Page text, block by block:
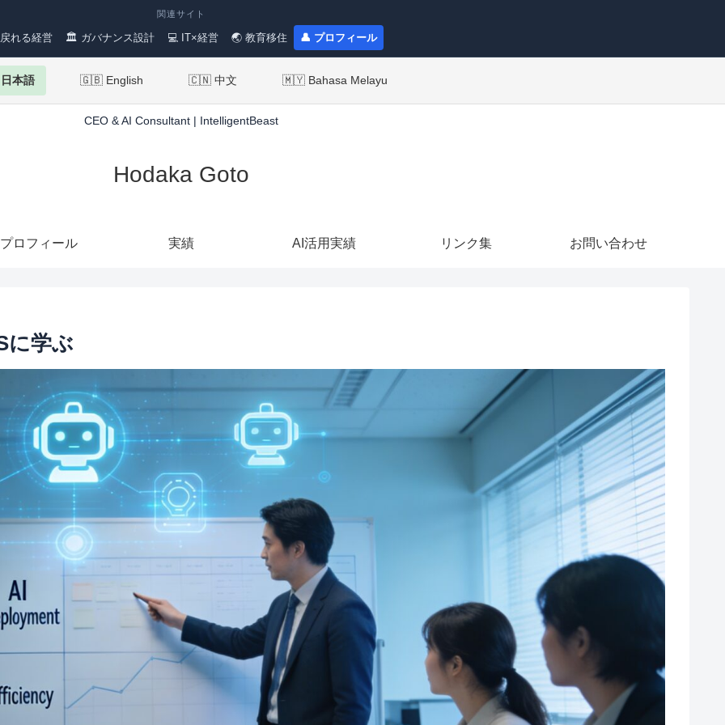
関連サイト
れる経営 🏛 ガバナンス設計 💻 IT×経営 🌏 教育移住 👤 プロフィール
本語 🇬🇧 English 🇨🇳 中文 🇲🇾 Bahasa Melayu
CEO & AI Consultant | IntelligentBeast
Hodaka Goto
プロフィール 実績 AI活用実績 リンク集 お問い合わせ
に学ぶ